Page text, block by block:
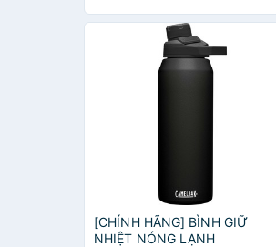
[CHÍNH HÃNG] BÌNH GIỮ
NHIỆT NÓNG LẠNH